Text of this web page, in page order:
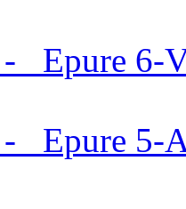
Epure 6-
Epure 5-